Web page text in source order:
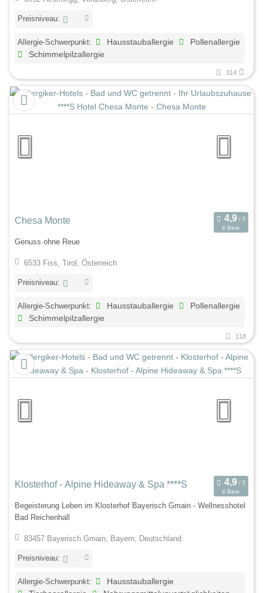
Preisniveau:
Allergie-Schwerpunkt: Hausstauballergie
Pollenallergie
Schimmelpilzallergie
314
Chesa Monte
4 Bew.
Genuss ohne Reue
6533 Fiss, Tirol, Österreich
Preisniveau:
Allergie-Schwerpunkt: Hausstauballergie
Pollenallergie
Schimmelpilzallergie
118
Klosterhof - Alpine Hideaway & Spa ****S
4 Bew.
Begeisterung Leben im Klosterhof Bayerisch Gmain - Wellnesshotel
Bad Reichenhall
83457 Bayerisch Gmain, Bayern, Deutschland
Preisniveau:
Allergie-Schwerpunkt:
Hausstauballergie